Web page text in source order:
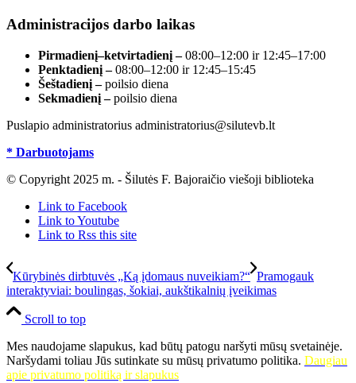
Administracijos darbo laikas
Pirmadienį–ketvirtadienį –08:00–12:00 ir 12:45–17:00
Penktadienį –08:00–12:00 ir 12:45–15:45
Šeštadienį –poilsio diena
Sekmadienį –poilsio diena
Puslapio administratorius administratorius@silutevb.lt
* Darbuotojams
© Copyright 2025 m. - Šilutės F. Bajoraičio viešoji biblioteka
Link to Facebook
Link to Youtube
Link to Rss this site
Kūrybinės dirbtuvės „Ką įdomaus nuveikiam?“ Pramogauk
interaktyviai: boulingas, šokiai, aukštikalnių įveikimas
Scroll to top
Mes naudojame slapukus, kad būtų patogu naršyti mūsų svetainėje.
Naršydami toliau Jūs sutinkate su mūsų privatumo politika. Daugiau
apie privatumo politiką ir slapukus